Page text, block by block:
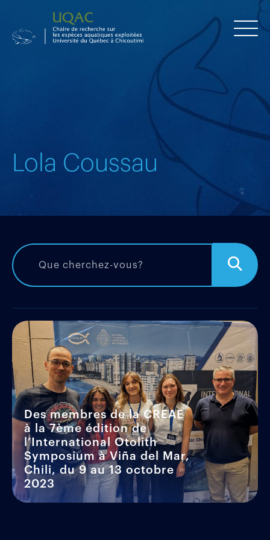
Lola Coussau
Des membres de la CREAE
à la 7ème édition de
l’International Otolith
Symposium à Viña del Mar,
Chili, du 9 au 13 octobre
2023